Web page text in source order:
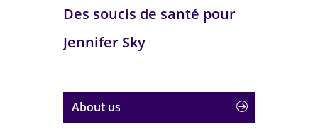
Des soucis de santé pour
Jennifer Sky
About us